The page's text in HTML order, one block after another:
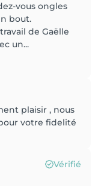
vous ongles
bout.
de Gaëlle
un...
plaisir , nous
votre fidelité
Vérifié